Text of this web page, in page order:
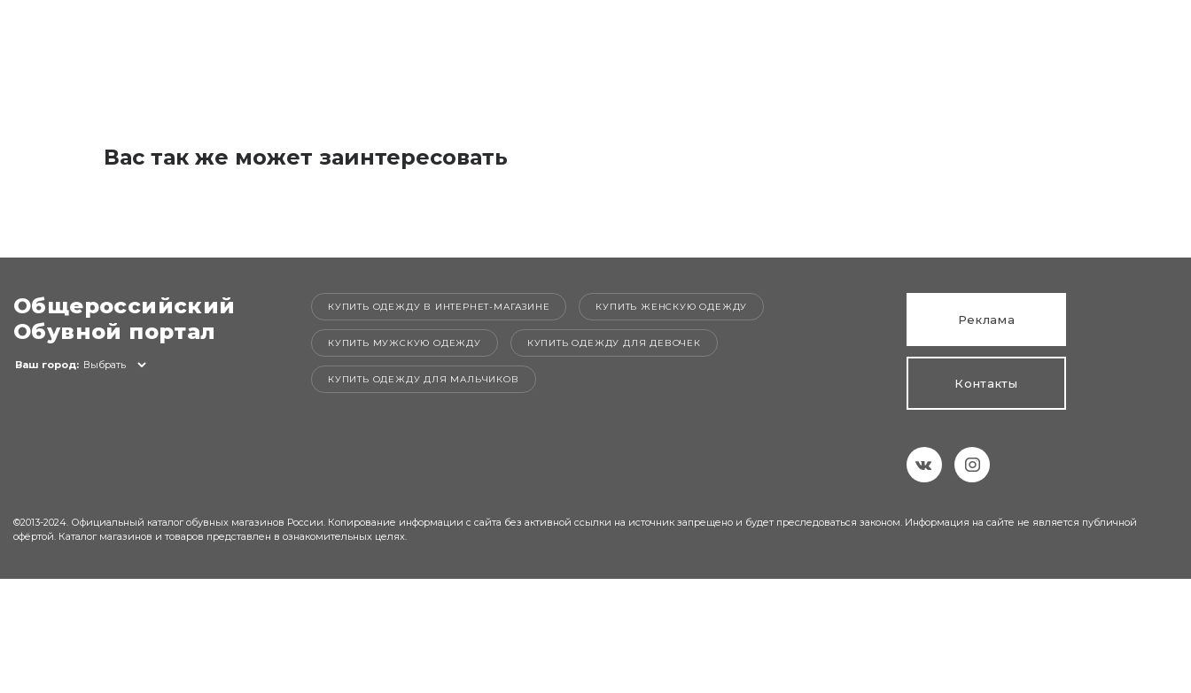
Вас так же может заинтересовать
Общероссийский
Обувной портал
Ваш город: Выбрать
КУПИТЬ ОДЕЖДУ В ИНТЕРНЕТ-МАГАЗИНЕ КУПИТЬ ЖЕНСКУЮ ОДЕЖДУ
КУПИТЬ МУЖСКУЮ ОДЕЖДУ КУПИТЬ ОДЕЖДУ ДЛЯ ДЕВОЧЕК
КУПИТЬ ОДЕЖДУ ДЛЯ МАЛЬЧИКОВ
Реклама
Контакты
©2013-2024. Официальный каталог обувных магазинов России. Копирование информации с сайта без активной ссылки на источник запрещено и будет преследоваться законом. Информация на сайте не является публичной
офёртой. Каталог магазинов и товаров представлен в ознакомительных целях.